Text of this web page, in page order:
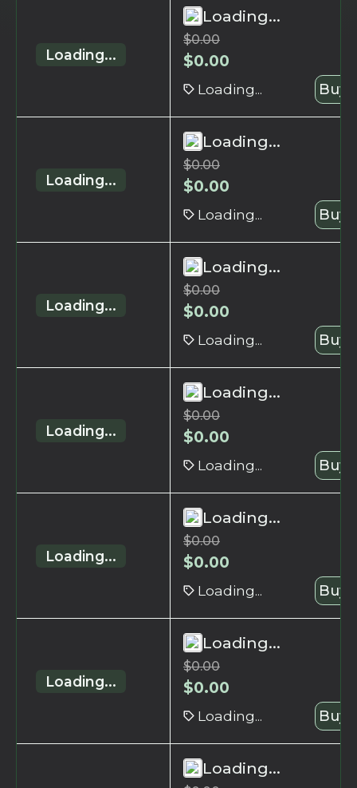
Loading...
Loading...
$0.00
$0.00
Loading... Buy
Loading...
Loading...
$0.00
$0.00
Loading... Buy
Loading...
Loading...
$0.00
$0.00
Loading... Buy
Loading...
Loading...
$0.00
$0.00
Loading... Buy
Loading...
Loading...
$0.00
$0.00
Loading... Buy
Loading...
Loading...
$0.00
$0.00
Loading... Buy
Loading...